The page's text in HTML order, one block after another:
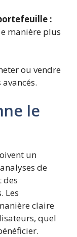
:
manière plus
ou vendre
le
un
de
des
Les
claire
quel